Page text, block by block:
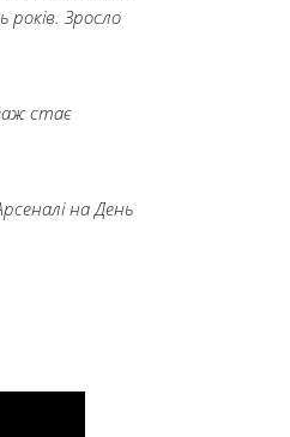
Зросло
стає
на День